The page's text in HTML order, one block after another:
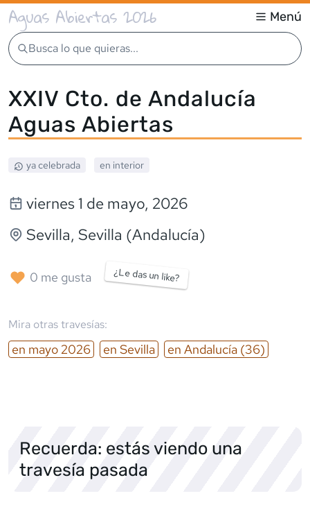
Aguas Abiertas 2026 Menú
Busca lo que quieras...
XXIV Cto. de Andalucía
Aguas Abiertas
ya celebrada en interior
viernes 1 de mayo, 2026
Sevilla, Sevilla (Andalucía)
0 me gusta ¿Le das un like?
Mira otras travesías:
en mayo 2026 en Sevilla en Andalucía (36)
Recuerda: estás viendo una
travesía pasada